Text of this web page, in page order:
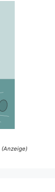
(Anzeige)